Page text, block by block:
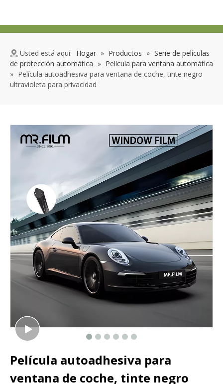
Usted está aquí: Hogar » Productos » Serie de películas
de protección automática » Película para ventana automática
» Película autoadhesiva para ventana de coche, tinte negro
ultravioleta para privacidad
Película autoadhesiva para
ventana de coche, tinte negro